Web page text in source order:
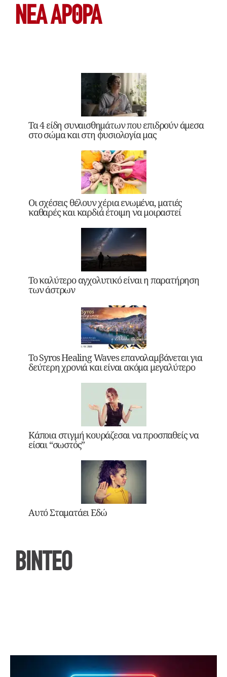
ΝΕΑ ΆΡΘΡΑ
Τα 4 είδη συναισθημάτων που επιδρούν άμεσα
στο σώμα και στη φυσιολογία μας
Οι σχέσεις θέλουν χέρια ενωμένα, ματιές
καθαρές και καρδιά έτοιμη να μοιραστεί
Το καλύτερο αγχολυτικό είναι η παρατήρηση
των άστρων
Το Syros Healing Waves επαναλαμβάνεται για
δεύτερη χρονιά και είναι ακόμα μεγαλύτερο
Κάποια στιγμή κουράζεσαι να προσπαθείς να
είσαι “σωστός”
Αυτό Σταματάει Εδώ
ΒΙΝΤΕΟ